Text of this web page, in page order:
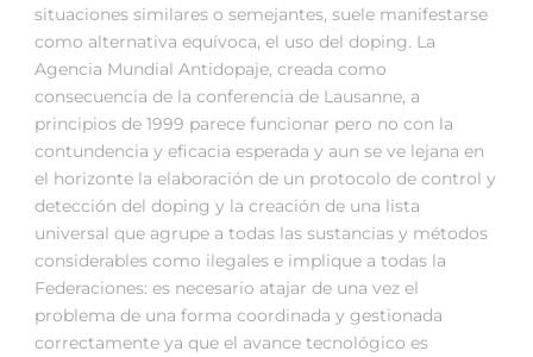
situaciones similares o semejantes, suele manifestarse
como alternativa equívoca, el uso del doping. La
Agencia Mundial Antidopaje, creada como
consecuencia de la conferencia de Lausanne, a
principios de 1999 parece funcionar pero no con la
contundencia y eficacia esperada y aun se ve lejana en
el horizonte la elaboración de un protocolo de control y
detección del doping y la creación de una lista
universal que agrupe a todas las sustancias y métodos
considerables como ilegales e implique a todas la
Federaciones: es necesario atajar de una vez el
problema de una forma coordinada y gestionada
correctamente ya que el avance tecnológico es